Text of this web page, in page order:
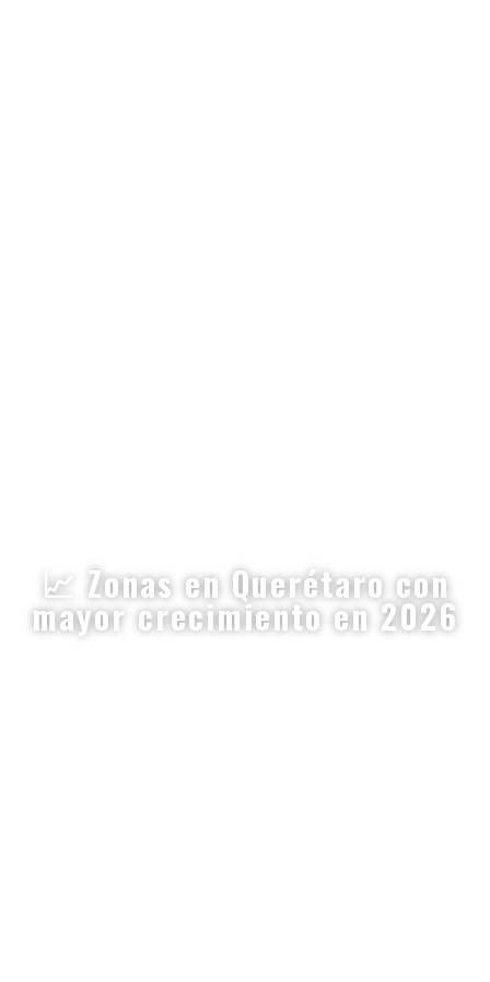
📈 Zonas en Querétaro con
mayor crecimiento en 2026